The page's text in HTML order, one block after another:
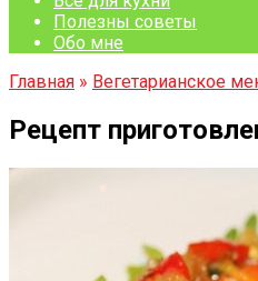
Полезны советы
Обо мне
Главная » Вегетарианское
Рецепт